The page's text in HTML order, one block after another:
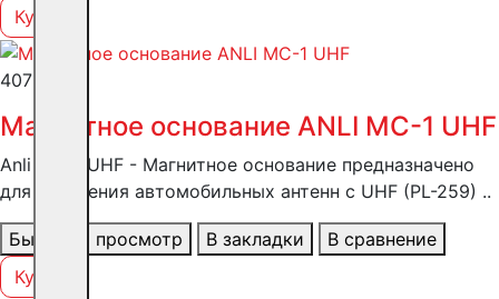
Купить
4070 ₽
Магнитное основание ANLI MC-1 UHF
Anli MC-1 UHF - Магнитное основание предназначено
для крепления автомобильных антенн с UHF (PL-259) ..
Быстрый просмотр В закладки
В сравнение
Купить